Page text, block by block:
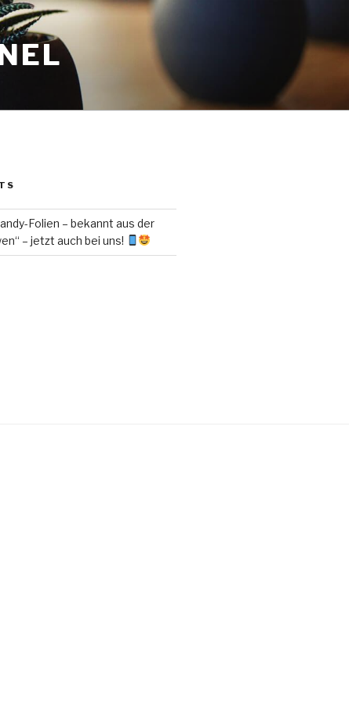
Folien – bekannt aus der
– jetzt auch bei uns!